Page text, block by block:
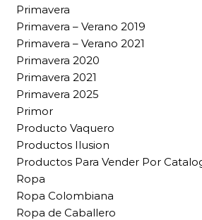
Primavera
Primavera – Verano 2019
Primavera – Verano 2021
Primavera 2020
Primavera 2021
Primavera 2025
Primor
Producto Vaquero
Productos Ilusion
Productos Para Vender Por
Ropa
Ropa Colombiana
Ropa de Caballero